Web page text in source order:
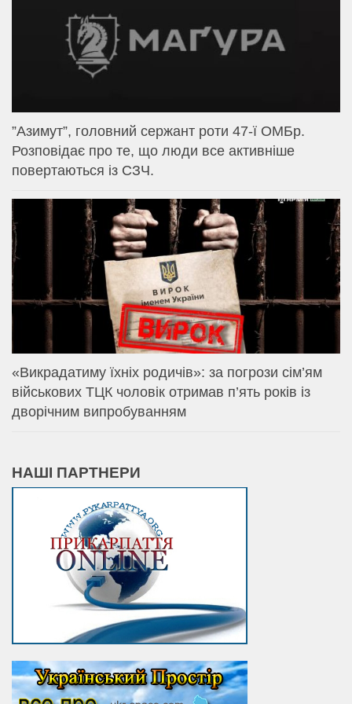
⁨”Азимут”, головний сержант роти 47-ї ОМБр.
Розповідає про те, що люди все активніше
повертаються із СЗЧ.
«Викрадатиму їхніх родичів»: за погрози сім’ям
військових ТЦК чоловік отримав п’ять років із
дворічним випробуванням
НАШІ ПАРТНЕРИ